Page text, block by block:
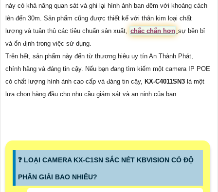
này có khả năng quan sát và ghi lại hình ảnh ban đêm với khoảng cách
lên đến 30m. Sản phẩm cũng được thiết kế với thân kim loại chất
lượng và tuân thủ các tiêu chuẩn sản xuất, chắc chắn hơn sự bền bỉ
và ổn định trong việc sử dụng.
Trên hết, sản phẩm này đến từ thương hiệu uy tín An Thành Phát,
chính hãng và đáng tin cậy. Nếu bạn đang tìm kiếm một camera IP POE
có chất lượng hình ảnh cao cấp và đáng tin cậy, KX-C4011SN3 là một
lựa chọn hàng đầu cho nhu cầu giám sát và an ninh của bạn.
️❓ LOẠI CAMERA KX-C1SN SẮC NÉT KBVISION CÓ ĐỘ
PHÂN GIẢI BAO NHIÊU?